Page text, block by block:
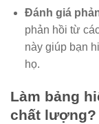
Đánh giá
phản hồi từ
này giúp bạn
họ.
Làm bảng
chất lượng?